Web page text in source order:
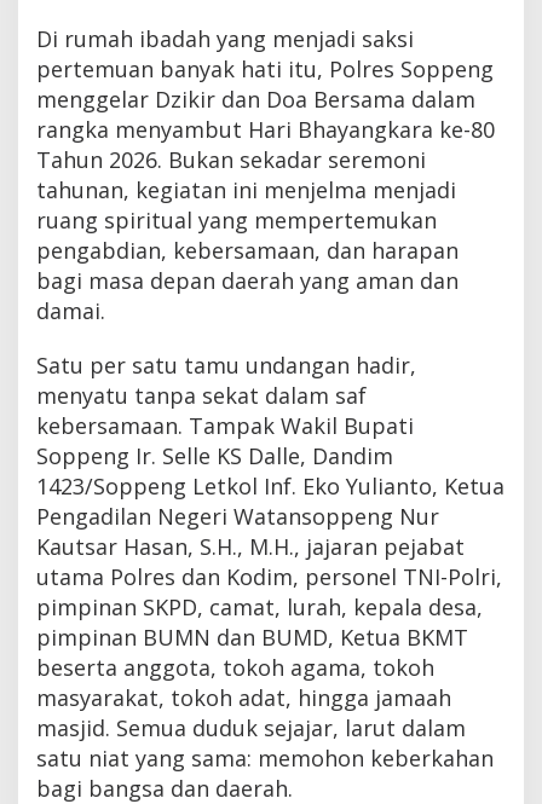
Di rumah ibadah yang menjadi saksi
pertemuan banyak hati itu, Polres Soppeng
menggelar Dzikir dan Doa Bersama dalam
rangka menyambut Hari Bhayangkara ke-80
Tahun 2026. Bukan sekadar seremoni
tahunan, kegiatan ini menjelma menjadi
ruang spiritual yang mempertemukan
pengabdian, kebersamaan, dan harapan
bagi masa depan daerah yang aman dan
damai.
Satu per satu tamu undangan hadir,
menyatu tanpa sekat dalam saf
kebersamaan. Tampak Wakil Bupati
Soppeng Ir. Selle KS Dalle, Dandim
1423/Soppeng Letkol Inf. Eko Yulianto, Ketua
Pengadilan Negeri Watansoppeng Nur
Kautsar Hasan, S.H., M.H., jajaran pejabat
utama Polres dan Kodim, personel TNI-Polri,
pimpinan SKPD, camat, lurah, kepala desa,
pimpinan BUMN dan BUMD, Ketua BKMT
beserta anggota, tokoh agama, tokoh
masyarakat, tokoh adat, hingga jamaah
masjid. Semua duduk sejajar, larut dalam
satu niat yang sama: memohon keberkahan
bagi bangsa dan daerah.